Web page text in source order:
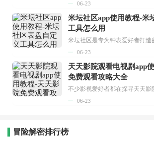
06-23
米坛社区app使用教程-米
工具怎么用
06-23
天天影院观看电视剧app
免费观看攻略大全
06-23
冒险解密排行榜